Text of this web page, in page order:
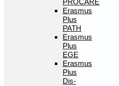
PROCARE
Erasmus
Plus
PATH
Erasmus
Plus
EGE
Erasmus
Plus
Dis-